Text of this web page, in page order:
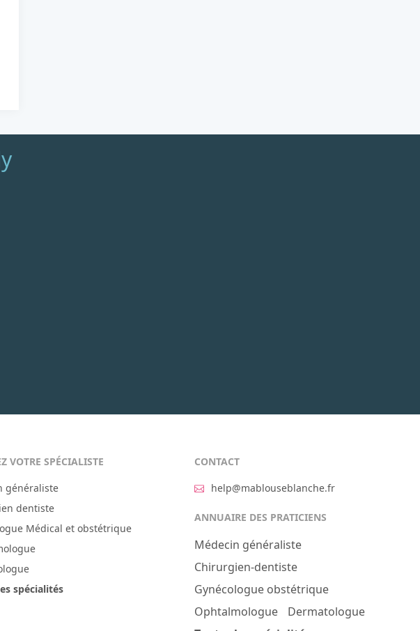
VOTRE SPÉCIALISTE
généraliste
dentiste
Médical et obstétrique
spécialités
CONTACT
help@mablouseblanche.fr
ANNUAIRE DES PRATICIENS
Médecin généraliste
Chirurgien-dentiste
Gynécologue obstétrique
Ophtalmologue
Dermatologue